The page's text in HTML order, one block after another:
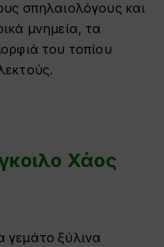
σπηλαιολόγους και
μνημεία, τα
του τοπίου
Χάος
γεμάτο ξύλινα